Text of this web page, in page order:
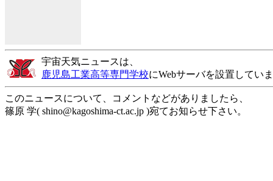
宇宙天気ニュースは、
鹿児島工業高等専門学校にWebサーバを設置してい
このニュースについて、コメントなどがありましたら、
篠原 学( shino@kagoshima-ct.ac.jp )宛てお知らせ下さい。